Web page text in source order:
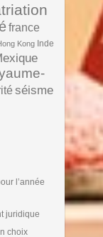
france
Kong Inde
séisme
l’année
juridique
choix